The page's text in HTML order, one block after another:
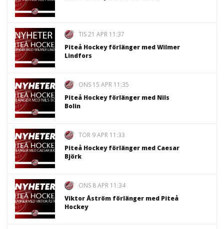
TIS 21 APR 11:37
Piteå Hockey förlänger med Wilmer
Lindfors
ONS 15 APR 11:35
Piteå Hockey förlänger med Nils
Bolin
TOR 9 APR 11:33
Piteå Hockey förlänger med Caesar
Björk
ONS 8 APR 11:34
Viktor Åström förlänger med Piteå
Hockey